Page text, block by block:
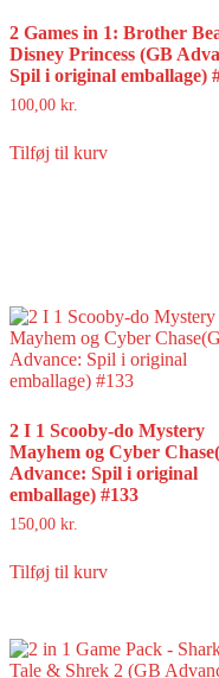
2 Games in 1: Brother
Disney Princess (GB
Spil i original emballage)
100,00 kr.
Tilføj til kurv
2 I 1 Scooby-do Mystery
Mayhem og Cyber
Advance: Spil i original
emballage) #133
150,00 kr.
Tilføj til kurv